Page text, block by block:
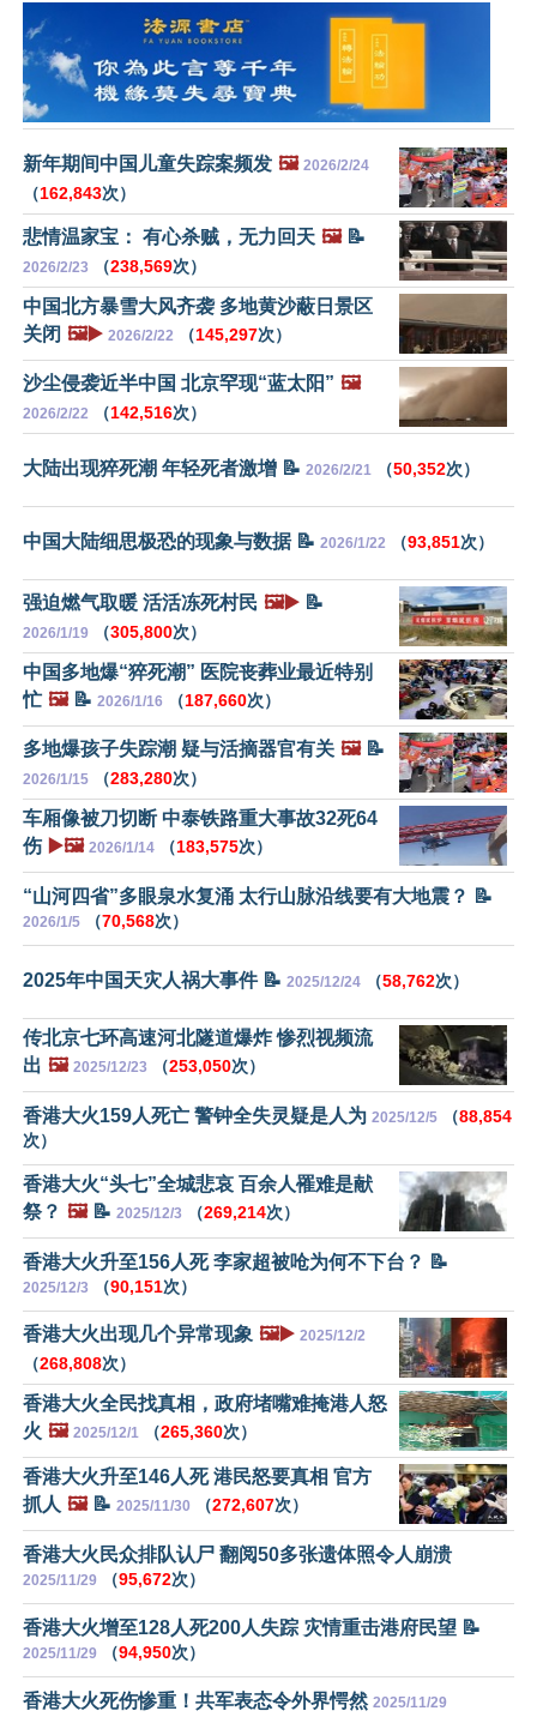
新年期间中国儿童失踪案频发 🖼️ 2026/2/24
（162,843次）
悲情温家宝： 有心杀贼，无力回天 🖼️📝
2026/2/23 （238,569次）
中国北方暴雪大风齐袭 多地黄沙蔽日景区
关闭 🖼️▶️ 2026/2/22 （145,297次）
沙尘侵袭近半中国 北京罕现“蓝太阳” 🖼️
2026/2/22 （142,516次）
大陆出现猝死潮 年轻死者激增 📝 2026/2/21 （50,352次）
中国大陆细思极恐的现象与数据 📝 2026/1/22 （93,851次）
强迫燃气取暖 活活冻死村民 🖼️▶️ 📝
2026/1/19 （305,800次）
中国多地爆“猝死潮” 医院丧葬业最近特别
忙 🖼️📝 2026/1/16 （187,660次）
多地爆孩子失踪潮 疑与活摘器官有关 🖼️📝
2026/1/15 （283,280次）
车厢像被刀切断 中泰铁路重大事故32死64
伤 ▶️🖼️ 2026/1/14 （183,575次）
“山河四省”多眼泉水复涌 太行山脉沿线要有大地震？ 📝
2026/1/5 （70,568次）
2025年中国天灾人祸大事件 📝 2025/12/24 （58,762次）
传北京七环高速河北隧道爆炸 惨烈视频流
出 🖼️ 2025/12/23 （253,050次）
香港大火159人死亡 警钟全失灵疑是人为 2025/12/5 （88,854
次）
香港大火“头七”全城悲哀 百余人罹难是献
祭？ 🖼️📝 2025/12/3 （269,214次）
香港大火升至156人死 李家超被呛为何不下台？ 📝
2025/12/3 （90,151次）
香港大火出现几个异常现象 🖼️▶️ 2025/12/2
（268,808次）
香港大火全民找真相，政府堵嘴难掩港人怒
火 🖼️ 2025/12/1 （265,360次）
香港大火升至146人死 港民怒要真相 官方
抓人 🖼️📝 2025/11/30 （272,607次）
香港大火民众排队认尸 翻阅50多张遗体照令人崩溃
2025/11/29 （95,672次）
香港大火增至128人死200人失踪 灾情重击港府民望 📝
2025/11/29 （94,950次）
香港大火死伤惨重！共军表态令外界愕然 2025/11/29